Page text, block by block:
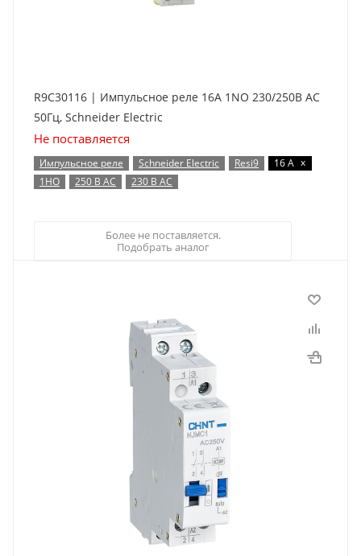
R9C30116 | Импульсное реле 16А 1NO 230/250В АС
50Гц, Schneider Electric
Не поставляется
Импульсное реле Schneider Electric Resi9 16 А x
1НО
250 В AC 230 В AC
Более не поставляется.
Подобрать аналог